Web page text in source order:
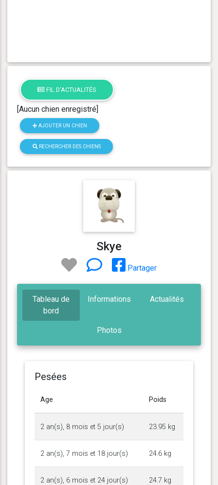
FIL D'ACTUALITÉS
[Aucun chien enregistré]
AJOUTER UN CHIEN
RECHERCHER DES CHIENS
Skye
Partager
Tableau de
bord
Informations Actualités
Photos
Pesées
Age Poids
2 an(s), 8 mois et 5 jour(s) 23.95 kg
2 an(s), 7 mois et 18 jour(s) 24.6 kg
2 an(s), 6 mois et 24 jour(s) 24.7 kg